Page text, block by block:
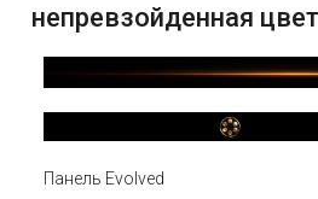
непревзойденная
Панель Evolved